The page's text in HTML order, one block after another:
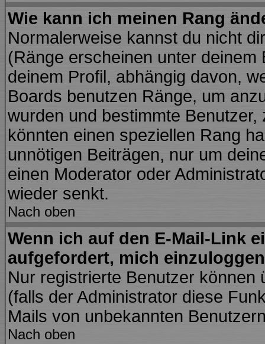
Wie kann ich meinen Rang
Normalerweise kannst du nicht
(Ränge erscheinen unter
deinem Profil, abhängig davon,
Boards benutzen Ränge, um
wurden und bestimmte
könnten einen speziellen Rang
unnötigen Beiträgen, nur um
einen Moderator oder
wieder senkt.
Nach oben
Wenn ich auf den E-Mail-Link
aufgefordert, mich
Nur registrierte Benutzer
(falls der Administrator diese
Mails von unbekannten
Nach oben